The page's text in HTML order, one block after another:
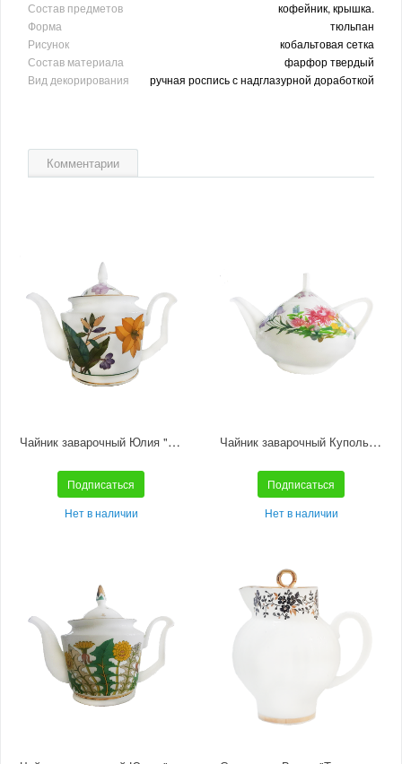
Состав предметов
кофейник, крышка.
Форма
тюльпан
Рисунок
кобальтовая сетка
Состав материала
фарфор твердый
Вид декорирования
ручная роспись с надглазурной доработкой
Комментарии
Чайник заварочный Юлия "Июньская палитра"
Подписаться
Нет в наличии
Чайник заварочный Купольная "Полевые цветы"
Подписаться
Нет в наличии